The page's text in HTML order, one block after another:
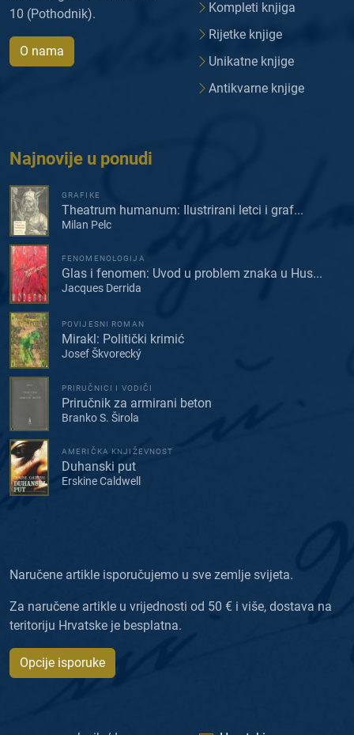
10 (Pothodnik).
O nama
Kompleti knjiga
Rijetke knjige
Unikatne knjige
Antikvarne knjige
Najnovije u ponudi
GRAFIKE
Theatrum humanum: Ilustrirani letci i graf...
Milan Pelc
FENOMENOLOGIJA
Glas i fenomen: Uvod u problem znaka u Hus...
Jacques Derrida
POVIJESNI ROMAN
Mirakl: Politički krimić
Josef Škvorecký
PRIRUČNICI I VODIČI
Priručnik za armirani beton
Branko S. Širola
AMERIČKA KNJIŽEVNOST
Duhanski put
Erskine Caldwell
Naručene artikle isporučujemo u sve zemlje svijeta.
Za naručene artikle u vrijednosti od 50 € i više, dostava na
teritoriju Hrvatske je besplatna.
Opcije isporuke